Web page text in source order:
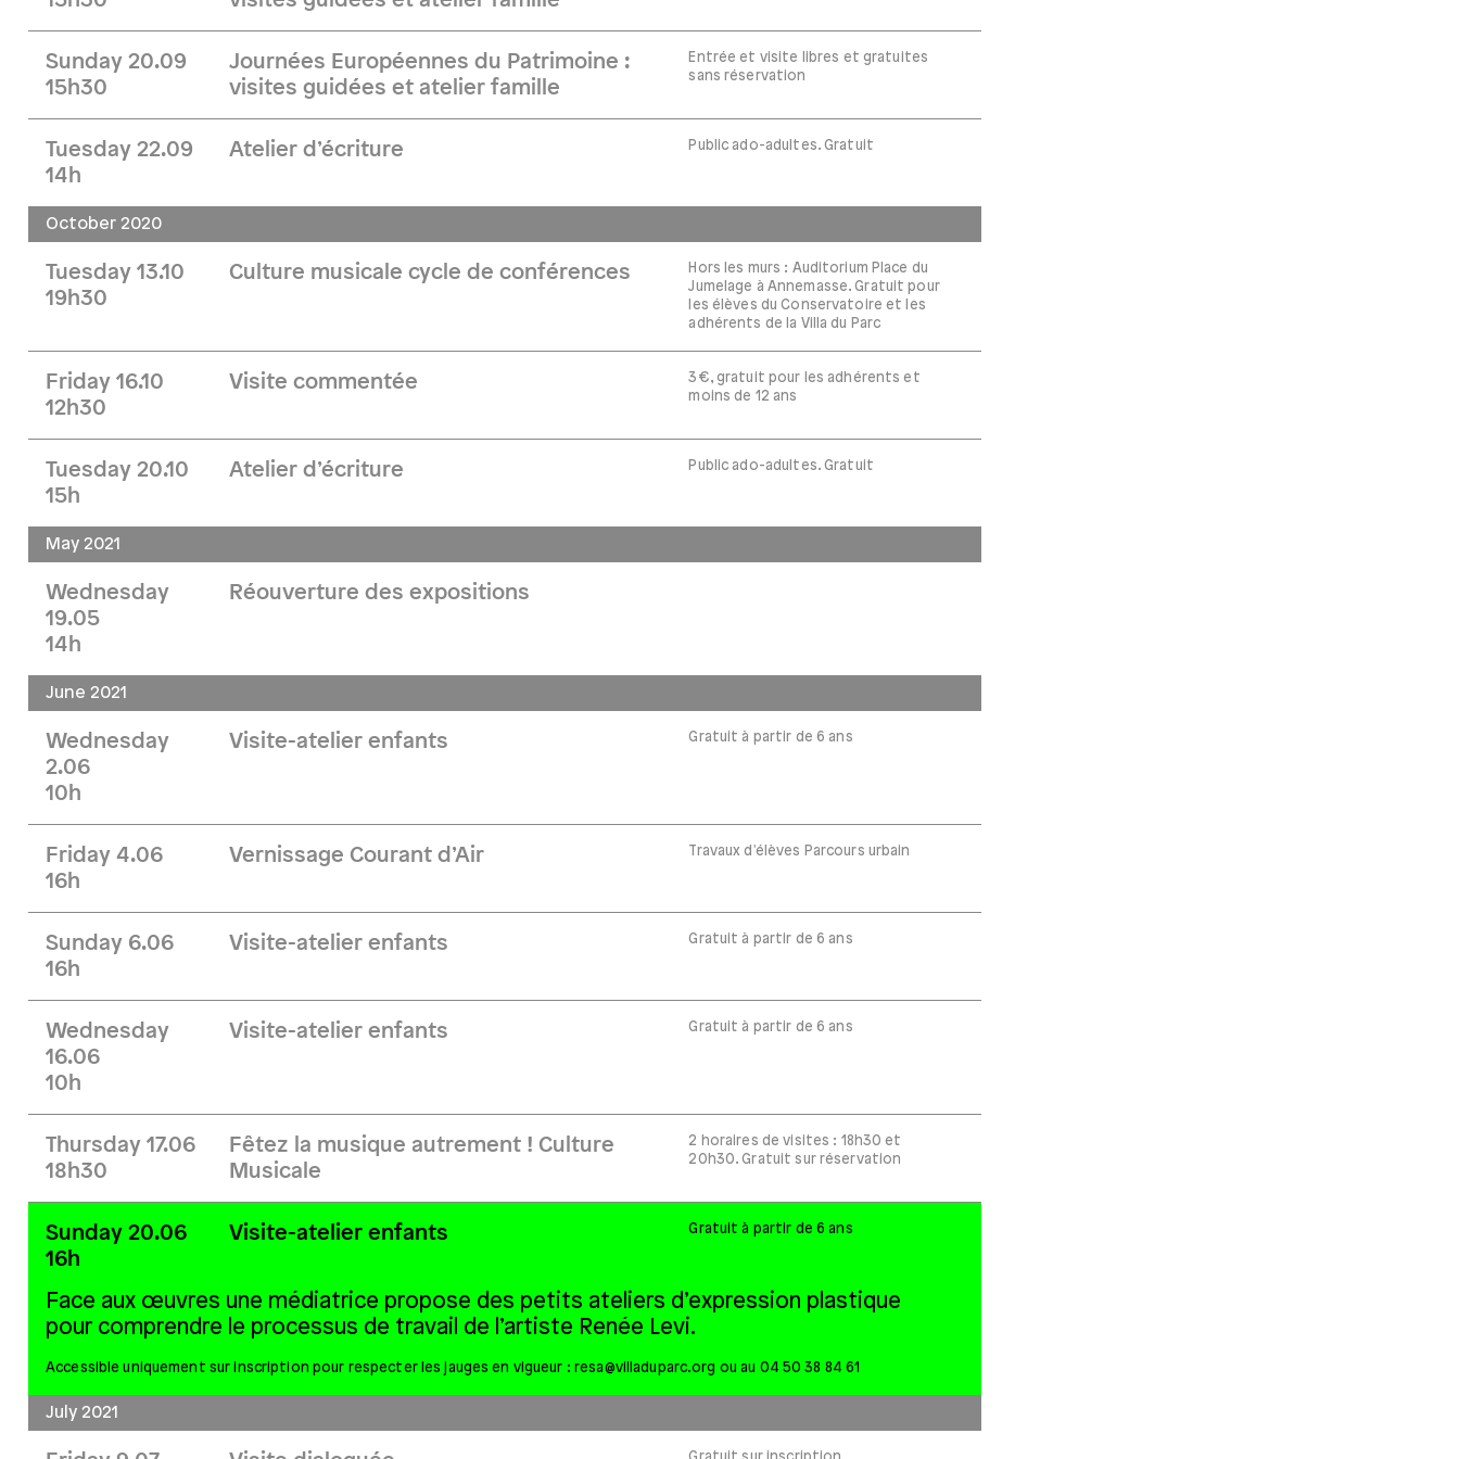
Sunday 20.09
15h30
Journées Européennes du Patrimoine :
visites guidées et atelier famille
Entrée et visite libres et gratuites
sans réservation
Tuesday 22.09
14h
Atelier d’écriture Public ado-adultes. Gratuit
October 2020
Tuesday 13.10
19h30
Culture musicale cycle de conférences
Hors les murs : Auditorium Place du
Jumelage à Annemasse. Gratuit pour
les élèves du Conservatoire et les
adhérents de la Villa du Parc
Friday 16.10
12h30
Visite commentée
3€, gratuit pour les adhérents et
moins de 12 ans
Tuesday 20.10
15h
Atelier d’écriture Public ado-adultes. Gratuit
May 2021
Wednesday
19.05
14h
Réouverture des expositions
June 2021
Wednesday
2.06
10h
Visite-atelier enfants Gratuit à partir de 6 ans
Friday 4.06
16h
Vernissage Courant d’Air Travaux d'élèves Parcours urbain
Sunday 6.06
16h
Visite-atelier enfants Gratuit à partir de 6 ans
Wednesday
16.06
10h
Visite-atelier enfants Gratuit à partir de 6 ans
Thursday 17.06
18h30
Fêtez la musique autrement ! Culture
Musicale
2 horaires de visites : 18h30 et
20h30. Gratuit sur réservation
Sunday 20.06
16h
Visite-atelier enfants Gratuit à partir de 6 ans
Face aux œuvres une médiatrice propose des petits ateliers d’expression plastique
pour comprendre le processus de travail de l’artiste Renée Levi.
Accessible uniquement sur inscription pour respecter les jauges en vigueur :resa@villaduparc.org ou au 04 50 38 84 61
July 2021